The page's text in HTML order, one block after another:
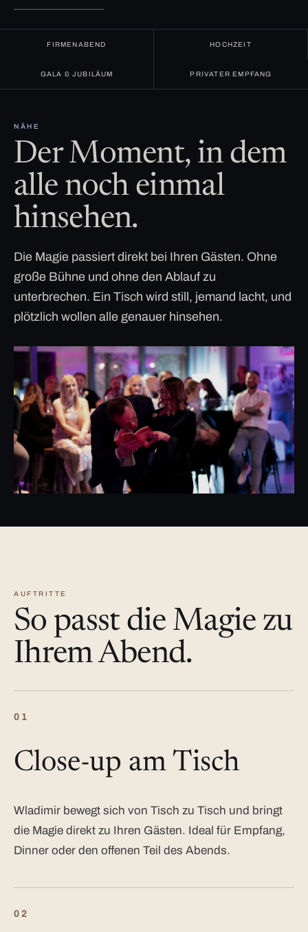
FIRMENABEND HOCHZEIT
GALA & JUBILÄUM PRIVATER EMPFANG
NÄHE
Der Moment, in dem
alle noch einmal
hinsehen.
Die Magie passiert direkt bei Ihren Gästen. Ohne
große Bühne und ohne den Ablauf zu
unterbrechen. Ein Tisch wird still, jemand lacht, und
plötzlich wollen alle genauer hinsehen.
AUFTRITTE
So passt die Magie zu
Ihrem Abend.
01
Close-up am Tisch
Wladimir bewegt sich von Tisch zu Tisch und bringt
die Magie direkt zu Ihren Gästen. Ideal für Empfang,
Dinner oder den offenen Teil des Abends.
02